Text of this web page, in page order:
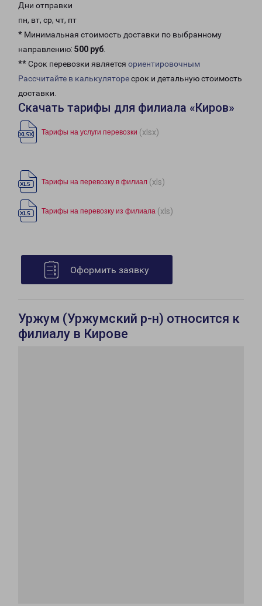
Дни отправки
пн, вт, ср, чт, пт
* Минимальная стоимость доставки по выбранному
направлению: 500 руб.
** Срок перевозки является ориентировочным
Рассчитайте в калькуляторесрок и детальную стоимость
доставки.
Скачать тарифы для филиала «Киров»
Тарифы на услуги перевозки (xlsx)
Тарифы на перевозку в филиал (xls)
Тарифы на перевозку из филиала (xls)
Оформить заявку
Уржум (Уржумский р-н) относится к
филиалу в Кирове